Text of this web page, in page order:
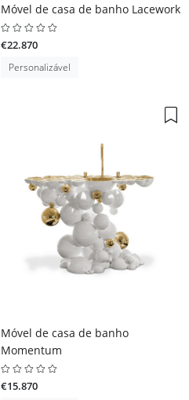
Móvel de casa de banho Lacework
€22.870
Personalizável
Móvel de casa de banho
Momentum
€15.870